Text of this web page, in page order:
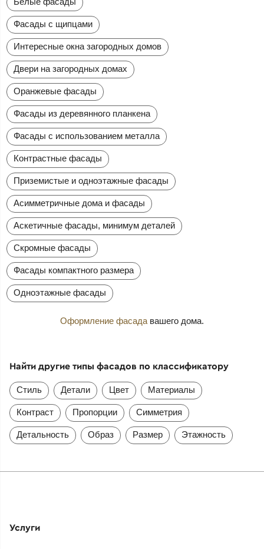
Фасады с щипцами
Интересные окна загородных домов
Двери на загородных домах
Оранжевые фасады
Фасады из деревянного планкена
Фасады с использованием металла
Контрастные фасады
Приземистые и одноэтажные фасады
Асимметричные дома и фасады
Аскетичные фасады, минимум деталей
Скромные фасады
Фасады компактного размера
Одноэтажные фасады
Оформление фасада вашего дома.
Найти другие типы фасадов по классификатору
Стиль Детали Цвет Материалы
Контраст Пропорции Симметрия
Детальность Образ Размер Этажность
Услуги